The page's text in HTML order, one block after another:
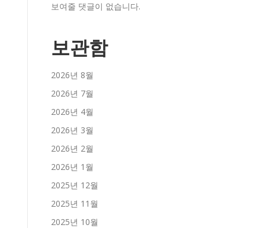
보여줄 댓글이 없습니다.
보관함
2026년 8월
2026년 7월
2026년 4월
2026년 3월
2026년 2월
2026년 1월
2025년 12월
2025년 11월
2025년 10월